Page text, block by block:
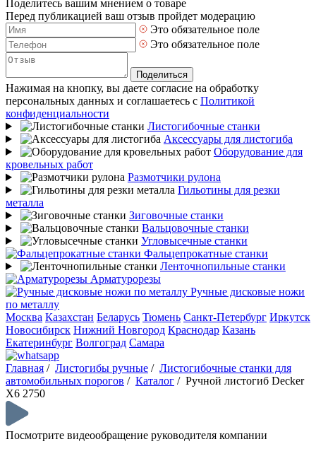
Поделитесь вашим мнением о товаре
Перед публикацией ваш отзыв пройдет модерацию
Это обязательное поле
Это обязательное поле
Поделиться
Нажимая на кнопку, вы даете согласие на обработку
персональных данных и соглашаетесь с Политикой
конфиденциальности
Листогибочные станки
Аксессуары для листогиба
Оборудование для
кровельных работ
Размотчики рулона
Гильотины для резки
металла
Зиговочные станки
Вальцовочные станки
Угловысечные станки
Фальцепрокатные станки
Ленточнопильные станки
Арматурорезы
Ручные дисковые ножи
по металлу
Москва Казахстан Беларусь Тюмень Санкт-Петербург Иркутск
Новосибирск Нижний Новгород Краснодар Казань
Екатеринбург Волгоград Самара
Главная / Листогибы ручные / Листогибочные станки для
автомобильных порогов / Каталог / Ручной листогиб Decker
X6 2750
Посмотрите видеообращение руководителя компании